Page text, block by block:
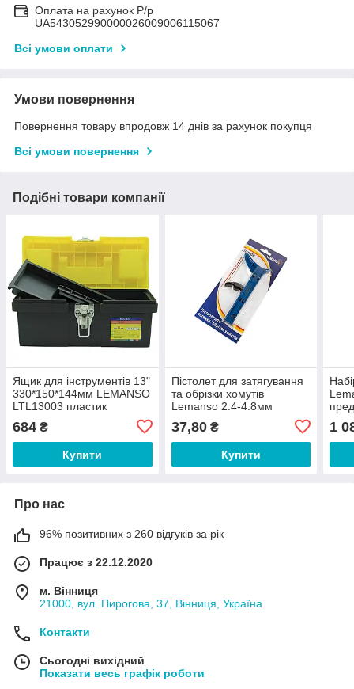
Оплата на рахунок Р/р
UA543052990000026009006115067
Всі умови оплати
Умови повернення
Повернення товару впродовж 14 днів за рахунок покупця
Всі умови повернення
Подібні товари компанії
Ящик для інструментів 13"
330*150*144мм LEMANSO
LTL13003 пластик
684 ₴
Купити
Пістолет для затягування
та обрізки хомутів
Lemanso 2.4-4.8мм
37,80₴
Купити
1
Про нас
96% позитивних з 260 відгуків за рік
Працює з 22.12.2020
м. Вінниця
21000, вул. Пирогова, 37, Вінниця, Україна
Контакти
Сьогодні вихідний
Показати весь графік роботи